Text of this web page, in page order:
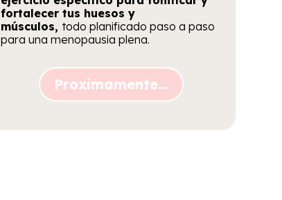
fortalecer tus huesos y
músculos, todo planificado paso a paso
para una menopausia plena.
Proximamente...